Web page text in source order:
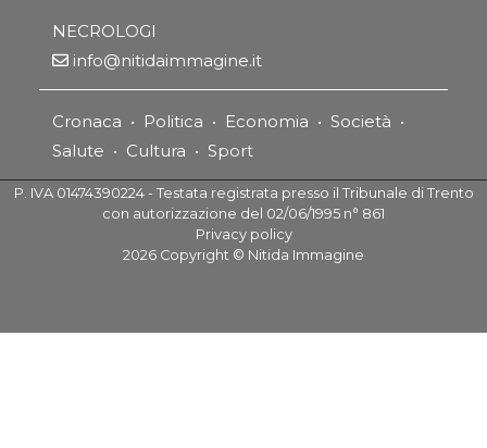
NECROLOGI
info@nitidaimmagine.it
Cronaca • Politica • Economia • Società •
Salute • Cultura • Sport
P. IVA 01474390224 - Testata registrata presso il Tribunale di Trento
con autorizzazione del 02/06/1995 n° 861
Privacy policy
2026 Copyright © Nitida Immagine